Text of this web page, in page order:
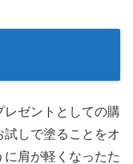
レゼントとしての購
試しで塗ることをオ
肩が軽くなったた